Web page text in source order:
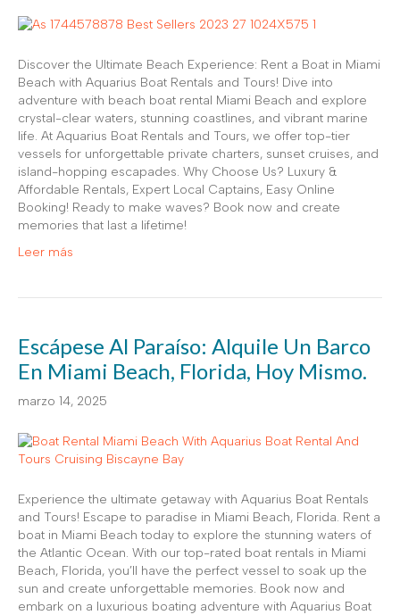
Discover the Ultimate Beach Experience: Rent a Boat in Miami
Beach with Aquarius Boat Rentals and Tours! Dive into
adventure with beach boat rental Miami Beach and explore
crystal-clear waters, stunning coastlines, and vibrant marine
life. At Aquarius Boat Rentals and Tours, we offer top-tier
vessels for unforgettable private charters, sunset cruises, and
island-hopping escapades. Why Choose Us? Luxury &
Affordable Rentals, Expert Local Captains, Easy Online
Booking! Ready to make waves? Book now and create
memories that last a lifetime!
Leer más
Escápese Al Paraíso: Alquile Un Barco
En Miami Beach, Florida, Hoy Mismo.
marzo 14, 2025
Experience the ultimate getaway with Aquarius Boat Rentals
and Tours! Escape to paradise in Miami Beach, Florida. Rent a
boat in Miami Beach today to explore the stunning waters of
the Atlantic Ocean. With our top-rated boat rentals in Miami
Beach, Florida, you’ll have the perfect vessel to soak up the
sun and create unforgettable memories. Book now and
embark on a luxurious boating adventure with Aquarius Boat